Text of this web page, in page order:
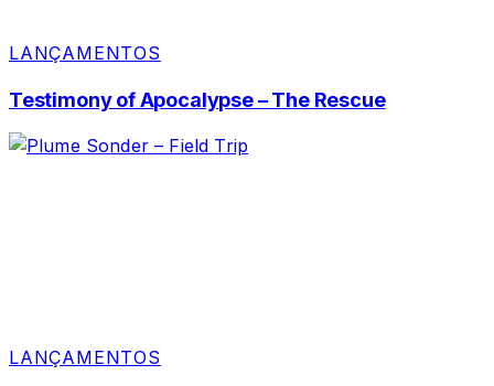
LANÇAMENTOS
Testimony of Apocalypse – The Rescue
LANÇAMENTOS